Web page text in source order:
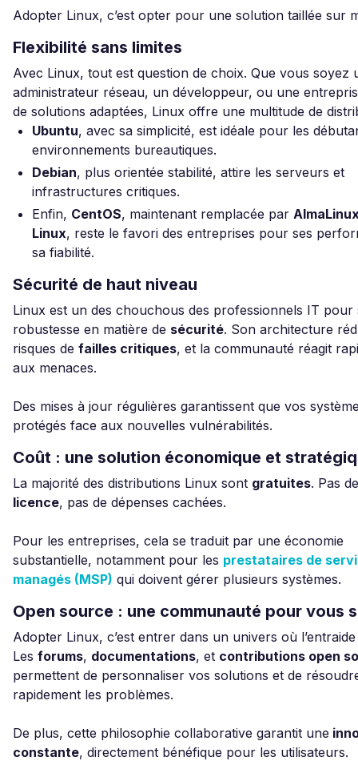
Adopter Linux, c’est opter pour une solution taillée sur
Flexibilité sans limites
Avec Linux, tout est question de choix. Que vous soyez
administrateur réseau, un développeur, ou une
de solutions adaptées, Linux offre une multitude de
Ubuntu, avec sa simplicité, est idéale pour les
environnements bureautiques.
Debian, plus orientée stabilité, attire les serveurs et
infrastructures critiques.
Enfin, CentOS, maintenant remplacée par
Linux, reste le favori des entreprises pour ses
sa fiabilité.
Sécurité de haut niveau
Linux est un des chouchous des professionnels IT pour
robustesse en matière de sécurité. Son architecture
risques de failles critiques, et la communauté réagit
aux menaces.
Des mises à jour régulières garantissent que vos
protégés face aux nouvelles vulnérabilités.
Coût : une solution économique et
La majorité des distributions Linux sont gratuites. Pas
licence, pas de dépenses cachées.
Pour les entreprises, cela se traduit par une économie
substantielle, notamment pour les prestataires de
managés (MSP) qui doivent gérer plusieurs systèmes.
Open source : une communauté pour vous
Adopter Linux, c’est entrer dans un univers où
Les forums, documentations, et contributions open
permettent de personnaliser vos solutions et de
rapidement les problèmes.
De plus, cette philosophie collaborative garantit une
constante, directement bénéfique pour les utilisateurs.